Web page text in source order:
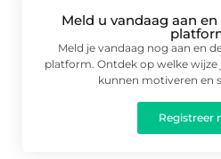
Meld u vandaag aan
Meld je vandaag nog aan en
platform. Ontdek op welke
kunnen motiveren en
Registreer